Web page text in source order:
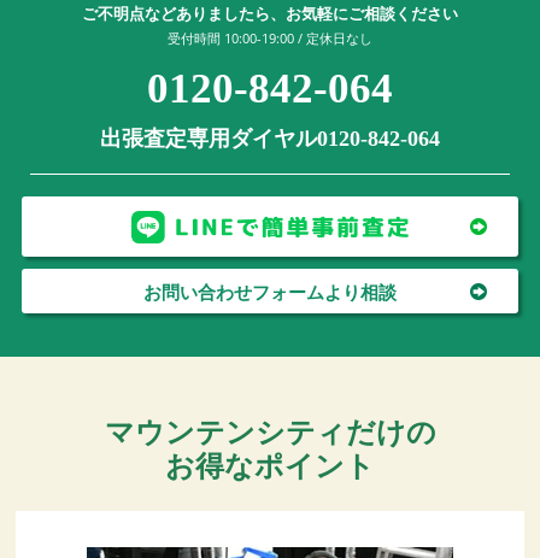
ご不明点などありましたら、お気軽にご相談ください
受付時間 10:00-19:00 / 定休日なし
0120-842-064
出張査定専用ダイヤル0120-842-064
お問い合わせフォームより相談
マウンテンシティだけの
お得なポイント